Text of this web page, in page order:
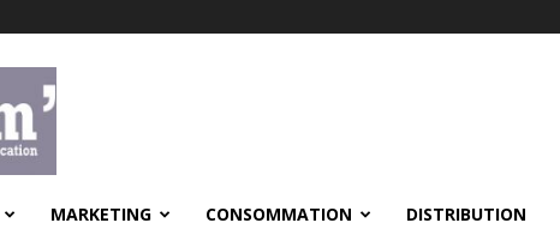
MARKETING CONSOMMATION DISTRIBUTION